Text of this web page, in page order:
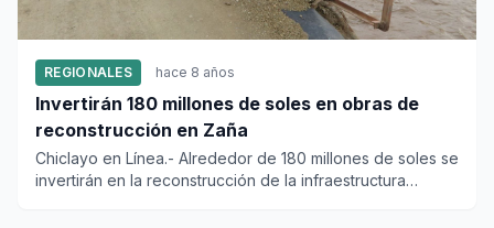
REGIONALES hace 8 años
Invertirán 180 millones de soles en obras de
reconstrucción en Zaña
Chiclayo en Línea.- Alrededor de 180 millones de soles se
invertirán en la reconstrucción de la infraestructura